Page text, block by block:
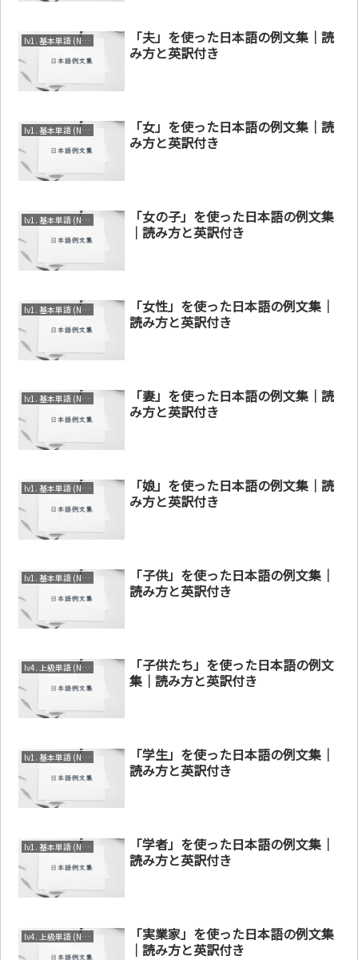
lv1. 基本単語 (N4～N5)
「夫」を使った日本語の例文集｜読
み方と英訳付き
lv1. 基本単語 (N4～N5)
「女」を使った日本語の例文集｜読
み方と英訳付き
lv1. 基本単語 (N4～N5)
「女の子」を使った日本語の例文集
｜読み方と英訳付き
lv1. 基本単語 (N4～N5)
「女性」を使った日本語の例文集｜
読み方と英訳付き
lv1. 基本単語 (N4～N5)
「妻」を使った日本語の例文集｜読
み方と英訳付き
lv1. 基本単語 (N4～N5)
「娘」を使った日本語の例文集｜読
み方と英訳付き
lv1. 基本単語 (N4～N5)
「子供」を使った日本語の例文集｜
読み方と英訳付き
lv4. 上級単語 (N1～N2)
「子供たち」を使った日本語の例文
集｜読み方と英訳付き
lv1. 基本単語 (N4～N5)
「学生」を使った日本語の例文集｜
読み方と英訳付き
lv1. 基本単語 (N4～N5)
「学者」を使った日本語の例文集｜
読み方と英訳付き
lv4. 上級単語 (N1～N2)
「実業家」を使った日本語の例文集
｜読み方と英訳付き